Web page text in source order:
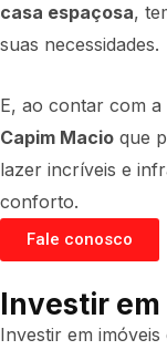
casa espaçosa,
suas necessidades.
E, ao contar com a
Capim Macio que
lazer incríveis e
conforto.
Fale conosco
Investir
Investir em imóveis